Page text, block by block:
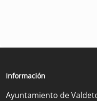
Información
Ayuntamiento de